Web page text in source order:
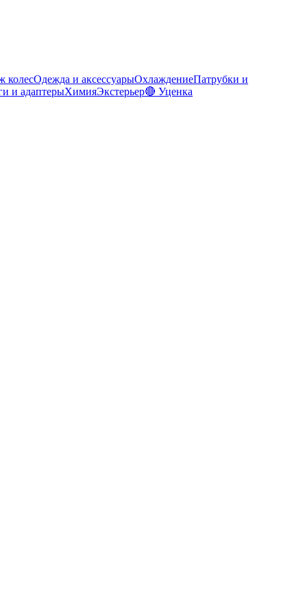
колесОдежда и аксессуарыОхлаждениеПатрубки и
и адаптерыХимияЭкстерьер🔴 Уценка